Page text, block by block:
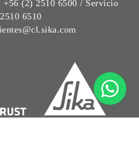
+56 (2) 2510 6500 / Servicio
6510